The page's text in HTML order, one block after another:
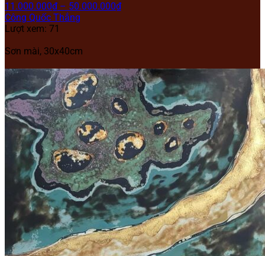
11.000.000₫ – 50.000.000₫
Công Quốc Thắng
Lượt xem: 71
Sơn mài, 30x40cm